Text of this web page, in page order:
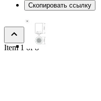
Скопировать ссылку
Item 1 of 8